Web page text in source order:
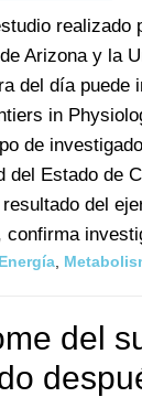
realizado
Arizona y la
del día puede
in
de
del Estado de
del
confirma
Energía
del